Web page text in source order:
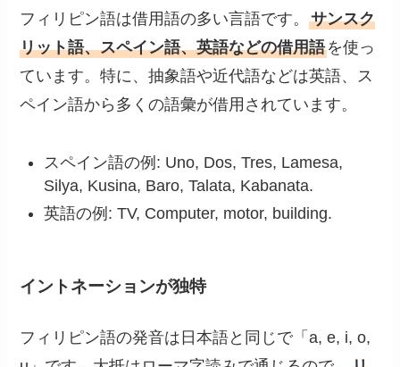
フィリピン語は借用語の多い言語です。サンスク
リット語、スペイン語、英語などの借用語を使っ
ています。特に、抽象語や近代語などは英語、ス
ペイン語から多くの語彙が借用されています。
スペイン語の例: Uno, Dos, Tres, Lamesa,
Silya, Kusina, Baro, Talata, Kabanata.
英語の例: TV, Computer, motor, building.
イントネーションが独特
フィリピン語の発音は日本語と同じで「a, e, i, o,